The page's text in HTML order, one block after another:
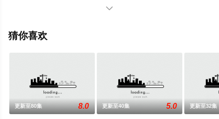
的中国大陆动漫，大结局剧情已揭晓（全16集），手机免
关信息可移步至豆瓣动漫、电视猫或剧情网等平台了解。

猜你喜欢
更新至80集 8.0 更新至40集 5.0 更新至32集